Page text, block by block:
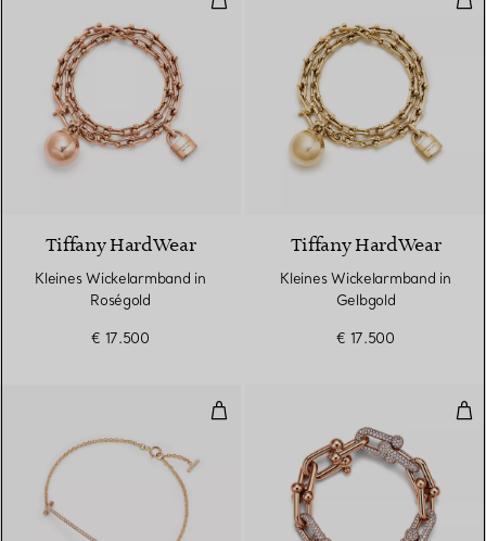
Tiffany HardWear
Kleines Wickelarmband in
Roségold
€ 17.500
Tiffany HardWear
Kleines Wickelarmband in
Gelbgold
€ 17.500
Smile Armband in Gelbgold mit